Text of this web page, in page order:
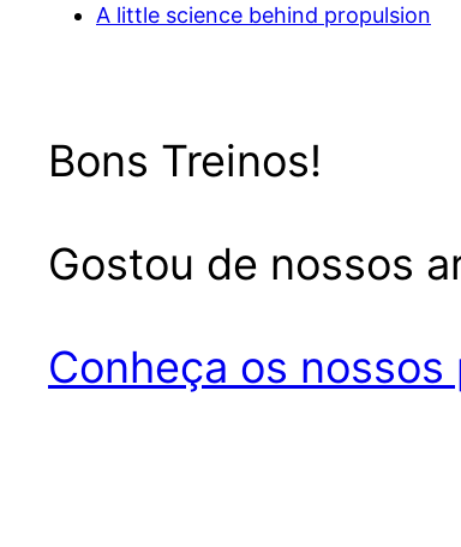
A little science behind propulsion
Bons Treinos!
Gostou de nossos
Conheça os